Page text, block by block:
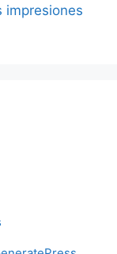
impresiones